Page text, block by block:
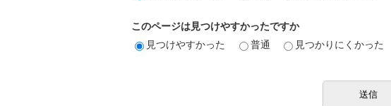
このページは見つけやすかったですか
見つけやすかった
普通 見つかりにくかった